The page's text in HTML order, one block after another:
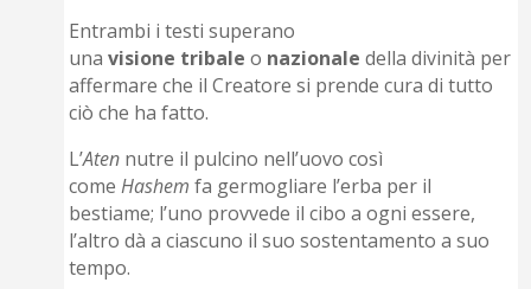
Entrambi i testi superano
unavisione tribale o nazionale della divinità per
affermare che il Creatore si prende cura di tutto
ciò che ha fatto.
L’Aten nutre il pulcino nell’uovo così
comeHashem fa germogliare l’erba per il
bestiame; l’uno provvede il cibo a ogni essere,
l’altro dà a ciascuno il suo sostentamento a suo
tempo.